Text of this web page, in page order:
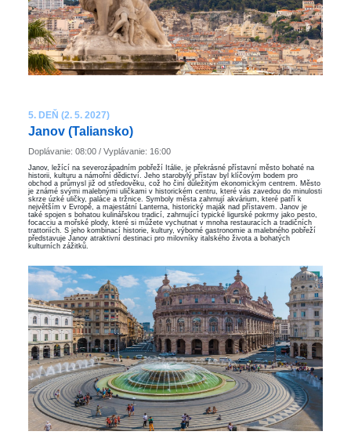
5. DEŇ (2. 5. 2027)
Janov (Taliansko)
Doplávanie: 08:00 / Vyplávanie: 16:00
Janov, ležící na severozápadním pobřeží Itálie, je překrásné přístavní město bohaté na
historii, kulturu a námořní dědictví. Jeho starobylý přístav byl klíčovým bodem pro
obchod a průmysl již od středověku, což ho činí důležitým ekonomickým centrem. Město
je známé svými malebnými uličkami v historickém centru, které vás zavedou do minulosti
skrze úzké uličky, paláce a tržnice. Symboly města zahrnují akvárium, které patří k
největším v Evropě, a majestátní Lanterna, historický maják nad přístavem. Janov je
také spojen s bohatou kulinářskou tradicí, zahrnující typické ligurské pokrmy jako pesto,
focacciu a mořské plody, které si můžete vychutnat v mnoha restauracích a tradičních
trattoriích. S jeho kombinací historie, kultury, výborné gastronomie a malebného pobřeží
představuje Janov atraktivní destinaci pro milovníky italského života a bohatých
kulturních zážitků.